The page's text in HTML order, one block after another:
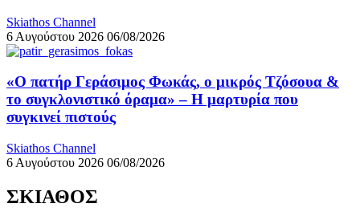
Skiathos Channel
6 Αυγούστου 2026 06/08/2026
«Ο πατήρ Γεράσιμος Φωκάς, ο μικρός Τζόσουα &
το συγκλονιστικό όραμα» – Η μαρτυρία που
συγκινεί πιστούς
Skiathos Channel
6 Αυγούστου 2026 06/08/2026
ΣΚΙΑΘΟΣ